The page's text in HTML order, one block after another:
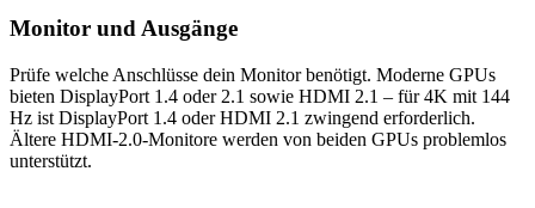
Monitor und Ausgänge
Prüfe welche Anschlüsse dein Monitor benötigt. Moderne GPUs
bieten DisplayPort 1.4 oder 2.1 sowie HDMI 2.1 – für 4K mit 144
Hz ist DisplayPort 1.4 oder HDMI 2.1 zwingend erforderlich.
Ältere HDMI-2.0-Monitore werden von beiden GPUs problemlos
unterstützt.